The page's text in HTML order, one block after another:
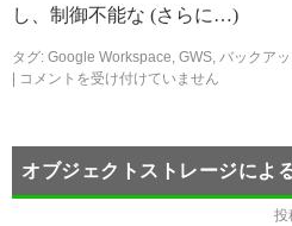
し、制御不能な (さらに…)
タグ: Google Workspace, GWS, バックア
コメントを受け付けていません
オブジェクトストレージによ
投